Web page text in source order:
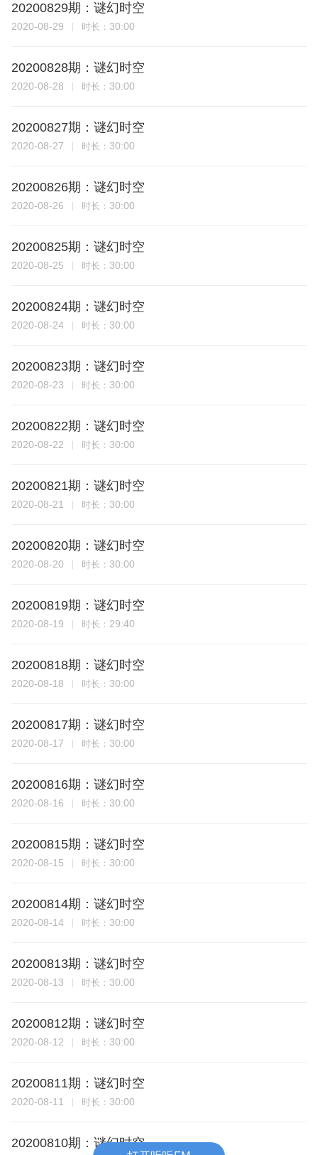
20200829期：谜幻时空
2020-08-29 时长： 30:00
20200828期：谜幻时空
2020-08-28 时长： 30:00
20200827期：谜幻时空
2020-08-27 时长： 30:00
20200826期：谜幻时空
2020-08-26 时长： 30:00
20200825期：谜幻时空
2020-08-25 时长： 30:00
20200824期：谜幻时空
2020-08-24 时长： 30:00
20200823期：谜幻时空
2020-08-23 时长： 30:00
20200822期：谜幻时空
2020-08-22 时长： 30:00
20200821期：谜幻时空
2020-08-21 时长： 30:00
20200820期：谜幻时空
2020-08-20 时长： 30:00
20200819期：谜幻时空
2020-08-19 时长： 29:40
20200818期：谜幻时空
2020-08-18 时长： 30:00
20200817期：谜幻时空
2020-08-17 时长： 30:00
20200816期：谜幻时空
2020-08-16 时长： 30:00
20200815期：谜幻时空
2020-08-15 时长： 30:00
20200814期：谜幻时空
2020-08-14 时长： 30:00
20200813期：谜幻时空
2020-08-13 时长： 30:00
20200812期：谜幻时空
2020-08-12 时长： 30:00
20200811期：谜幻时空
2020-08-11 时长： 30:00
20200810期：谜幻时空